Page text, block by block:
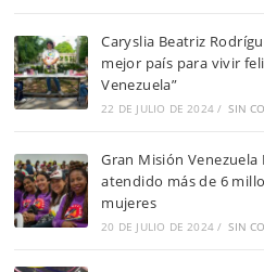
Caryslia Beatriz
mejor país para vivir
Venezuela”
22 DE JULIO DE 2024 / SIN
Gran Misión Venezuela
atendido más de 6
mujeres
20 DE JULIO DE 2024 / SIN